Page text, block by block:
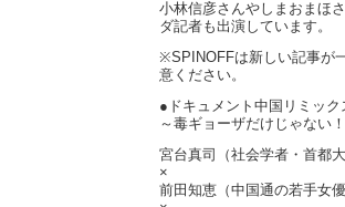
小林信彦さんやしまおまほ
ダ記者も出演しています。
※SPINOFFは新しい記事が
意ください。
●ドキュメント中国リミック
～毒ギョーザだけじゃない
宮台真司（社会学者・首都
×
前田知恵（中国通の若手女